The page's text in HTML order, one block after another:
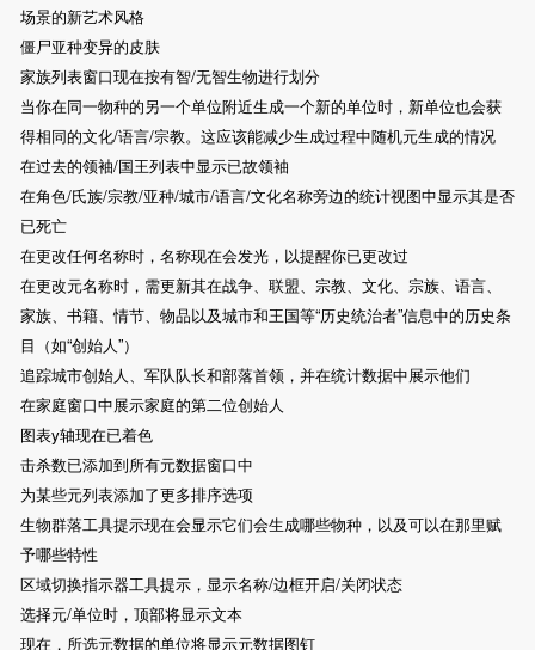
场景的新艺术风格
僵尸亚种变异的皮肤
家族列表窗口现在按有智/无智生物进行划分
当你在同一物种的另一个单位附近生成一个新的单位时，新单位也会获
得相同的文化/语言/宗教。这应该能减少生成过程中随机元生成的情况
在过去的领袖/国王列表中显示已故领袖
在角色/氏族/宗教/亚种/城市/语言/文化名称旁边的统计视图中显示其是否
已死亡
在更改任何名称时，名称现在会发光，以提醒你已更改过
在更改元名称时，需更新其在战争、联盟、宗教、文化、宗族、语言、
家族、书籍、情节、物品以及城市和王国等“历史统治者”信息中的历史条
目（如“创始人”）
追踪城市创始人、军队队长和部落首领，并在统计数据中展示他们
在家庭窗口中展示家庭的第二位创始人
图表y轴现在已着色
击杀数已添加到所有元数据窗口中
为某些元列表添加了更多排序选项
生物群落工具提示现在会显示它们会生成哪些物种，以及可以在那里赋
予哪些特性
区域切换指示器工具提示，显示名称/边框开启/关闭状态
选择元/单位时，顶部将显示文本
现在，所选元数据的单位将显示元数据图钉